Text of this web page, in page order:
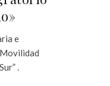
e
.